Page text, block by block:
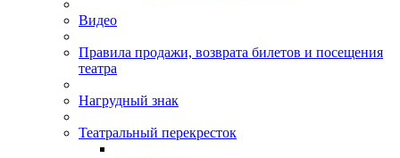
Видео
Правила продажи, возврата билетов и посещения
театра
Нагрудный знак
Театральный перекресток